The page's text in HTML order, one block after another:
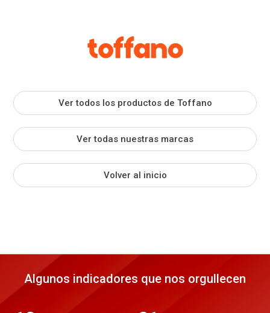
Ver todos los productos de Toffano
Ver todas nuestras marcas
Volver al inicio
Algunos indicadores que nos orgullecen